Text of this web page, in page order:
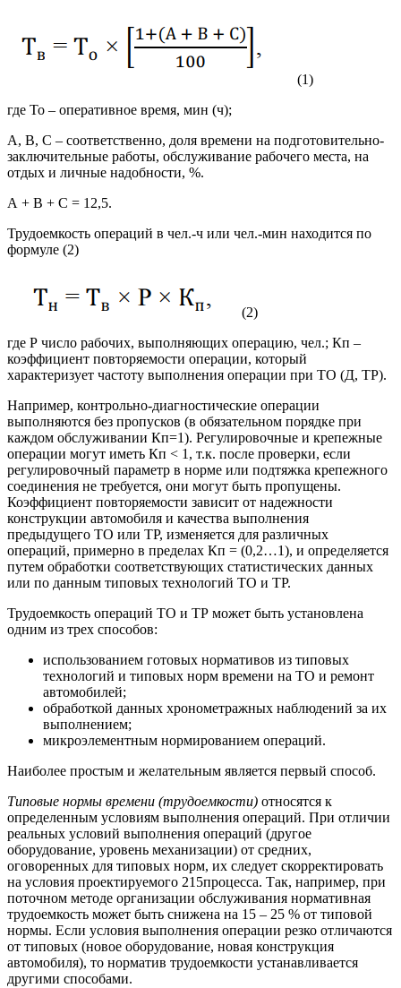
(1)
где То – оперативное время, мин (ч);
А, В, С – соответственно, доля времени на подготовительно-
заключительные работы, обслуживание рабочего места, на
отдых и личные надобности, %.
А + В + С = 12,5.
Трудоемкость операций в чел.-ч или чел.-мин находится по
формуле (2)
(2)
где Р число рабочих, выполняющих операцию, чел.; Кп –
коэффициент повторяемости операции, который
характеризует частоту выполнения операции при ТО (Д, ТР).
Например, контрольно-диагностические операции
выполняются без пропусков (в обязательном порядке при
каждом обслуживании Кп=1). Регулировочные и крепежные
операции могут иметь Кп < 1, т.к. после проверки, если
регулировочный параметр в норме или подтяжка крепежного
соединения не требуется, они могут быть пропущены.
Коэффициент повторяемости зависит от надежности
конструкции автомобиля и качества выполнения
предыдущего ТО или ТР, изменяется для различных
операций, примерно в пределах Кп = (0,2…1), и определяется
путем обработки соответствующих статистических данных
или по данным типовых технологий ТО и ТР.
Трудоемкость операций ТО и ТР может быть установлена
одним из трех способов:
использованием готовых нормативов из типовых
технологий и типовых норм времени на ТО и ремонт
автомобилей;
обработкой данных хронометражных наблюдений за их
выполнением;
микроэлементным нормированием операций.
Наиболее простым и желательным является первый способ.
Типовые нормы времени (трудоемкости) относятся к
определенным условиям выполнения операций. При отличии
реальных условий выполнения операций (другое
оборудование, уровень механизации) от средних,
оговоренных для типовых норм, их следует скорректировать
на условия проектируемого 215процесса. Так, например, при
поточном методе организации обслуживания нормативная
трудоемкость может быть снижена на 15 – 25 % от типовой
нормы. Если условия выполнения операции резко отличаются
от типовых (новое оборудование, новая конструкция
автомобиля), то норматив трудоемкости устанавливается
другими способами.